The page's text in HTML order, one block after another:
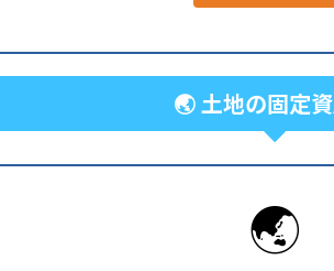
🌏 土地の固定
🌏